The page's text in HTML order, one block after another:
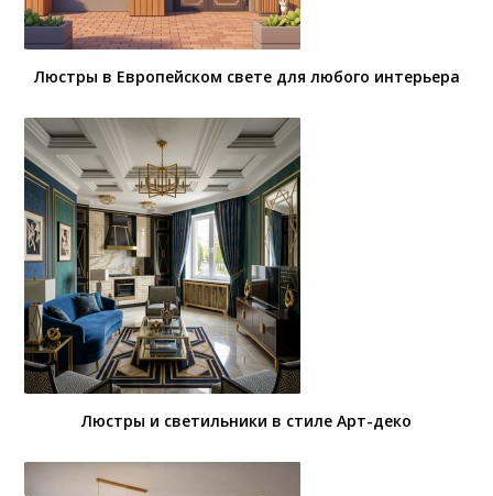
Люстры в Европейском свете для любого интерьера
Люстры и светильники в стиле Арт-деко